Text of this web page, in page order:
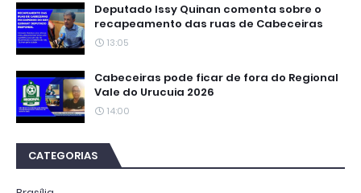
Deputado Issy Quinan comenta sobre o
recapeamento das ruas de Cabeceiras
13:05
Cabeceiras pode ficar de fora do Regional
Vale do Urucuia 2026
14:00
CATEGORIAS